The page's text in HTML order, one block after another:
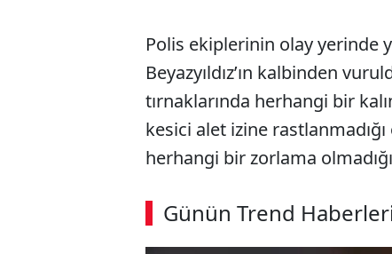
Polis ekiplerinin olay yerinde
Beyazyıldız’ın kalbinden
tırnaklarında herhangi bir
kesici alet izine
herhangi bir zorlama
Günün Trend